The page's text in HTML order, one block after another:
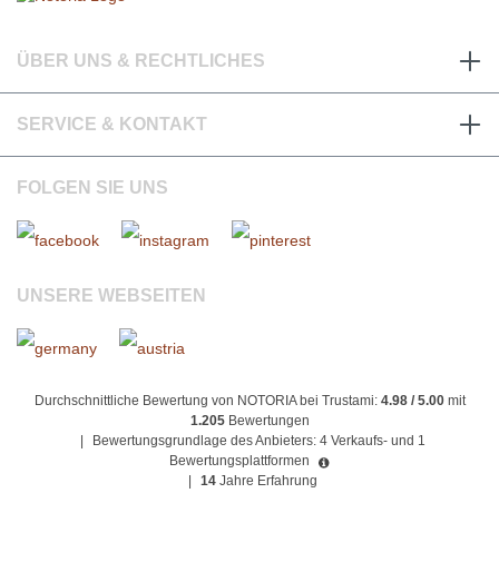
ÜBER UNS & RECHTLICHES
SERVICE & KONTAKT
FOLGEN SIE UNS
UNSERE WEBSEITEN
Durchschnittliche Bewertung von NOTORIA bei Trustami: 4.98 / 5.00mit
1.205 Bewertungen
Bewertungsgrundlage des Anbieters: 4 Verkaufs- und 1
Bewertungsplattformen
14 Jahre Erfahrung